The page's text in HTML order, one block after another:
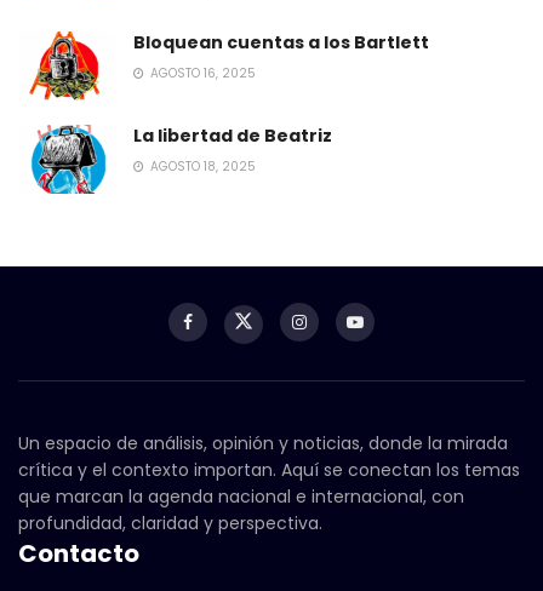
Bloquean cuentas a los Bartlett
AGOSTO 16, 2025
La libertad de Beatriz
AGOSTO 18, 2025
Un espacio de análisis, opinión y noticias, donde la mirada
crítica y el contexto importan. Aquí se conectan los temas
que marcan la agenda nacional e internacional, con
profundidad, claridad y perspectiva.
Contacto